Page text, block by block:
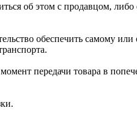
об этом с продавцом,
обеспечить самому или
передачи товара в